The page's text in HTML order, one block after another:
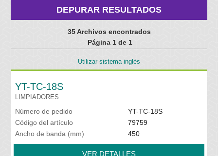
DEPURAR RESULTADOS
35 Archivos encontrados
Página 1 de 1
Utilizar sistema inglés
YT-TC-18S
LIMPIADORES
Número de pedido
YT-TC-18S
Código del artículo
79759
Ancho de banda (mm)
450
VER DETALLES